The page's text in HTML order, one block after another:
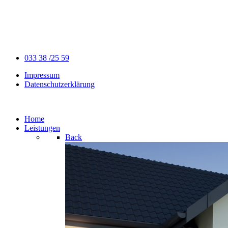
033 38 /25 59
Impressum
Datenschutzerklärung
Home
Leistungen
Back